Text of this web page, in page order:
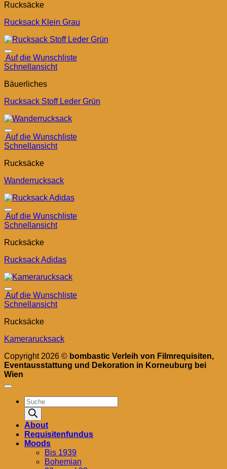
Rucksäcke
Rucksack Klein Grau
Auf die Wunschliste
Schnellansicht
Bäuerliches
Rucksack Stoff Leder Grün
Auf die Wunschliste
Schnellansicht
Rucksäcke
Wanderrucksack
Auf die Wunschliste
Schnellansicht
Rucksäcke
Rucksack Adidas
Auf die Wunschliste
Schnellansicht
Rucksäcke
Kamerarucksack
Copyright 2026 © bombastic Verleih von Filmrequisiten,
Eventausstattung und Dekoration in Korneuburg bei
Wien
Products
search
About
Requisitenfundus
Moods
Bis 1939
Bohemian